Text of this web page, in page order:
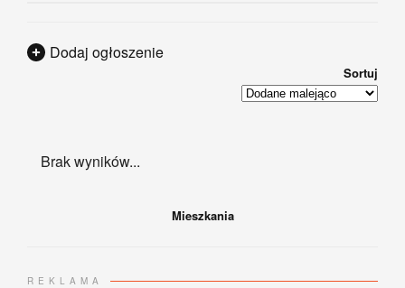
Dodaj ogłoszenie
Sortuj
Brak wyników...
Mieszkania
REKLAMA